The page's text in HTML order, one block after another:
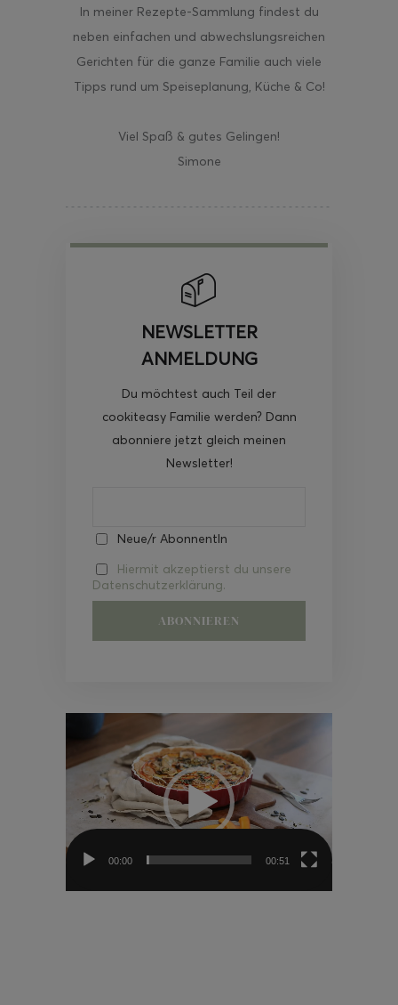
In meiner Rezepte-Sammlung findest du
neben einfachen und abwechslungsreichen
Gerichten für die ganze Familie auch viele
Tipps rund um Speiseplanung, Küche & Co!
Viel Spaß & gutes Gelingen!
Simone
NEWSLETTER
ANMELDUNG
Du möchtest auch Teil der
cookiteasy Familie werden? Dann
abonniere jetzt gleich meinen
Newsletter!
Neue/r AbonnentIn
Hiermit akzeptierst du unsere
Datenschutzerklärung.
Video-
00:00 00:51